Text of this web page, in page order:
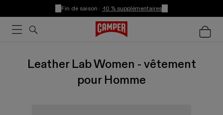
Fin de saison : -10 % supplémentaires
Leather Lab Women - vêtement
pour Homme